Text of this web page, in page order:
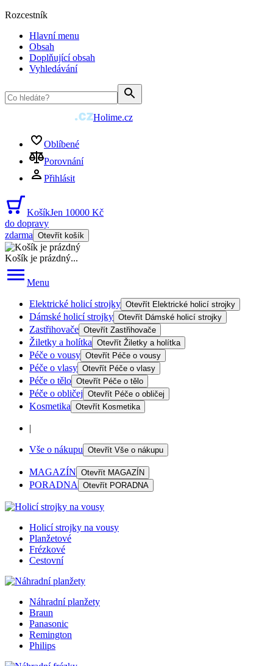
Rozcestník
Hlavní menu
Obsah
Doplňující obsah
Vyhledávání
Holime.cz
Oblíbené
Porovnání
Přihlásit
KošíkJen 10000 Kč
do dopravy
zdarma Otevřít košík
Košík je prázdný...
Menu
Elektrické holicí strojky Otevřít Elektrické holicí strojky
Dámské holicí strojky Otevřít Dámské holicí strojky
Zastřihovače Otevřít Zastřihovače
Žiletky a holítka Otevřít Žiletky a holítka
Péče o vousy Otevřít Péče o vousy
Péče o vlasy Otevřít Péče o vlasy
Péče o tělo Otevřít Péče o tělo
Péče o obličej Otevřít Péče o obličej
Kosmetika Otevřít Kosmetika
|
Vše o nákupu Otevřít Vše o nákupu
MAGAZÍN Otevřít MAGAZÍN
PORADNA Otevřít PORADNA
Holicí strojky na vousy
Planžetové
Frézkové
Cestovní
Náhradní planžety
Braun
Panasonic
Remington
Philips